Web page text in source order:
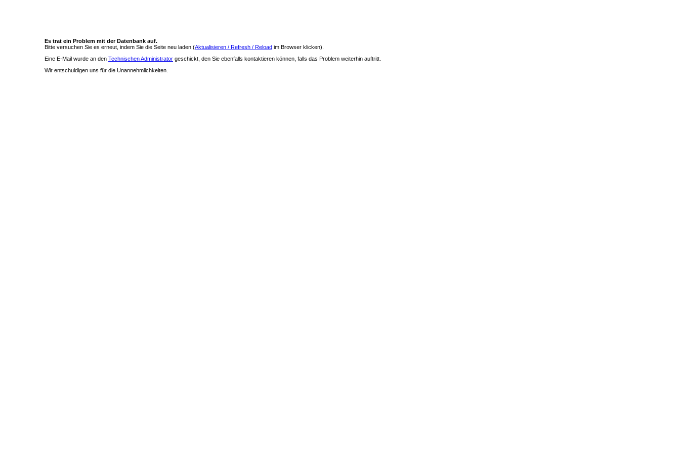
Es trat ein Problem mit der Datenbank auf.
Bitte versuchen Sie es erneut, indem Sie die Seite neu laden (Aktualisieren / Refresh / Reload im Browser klicken).
Eine E-Mail wurde an den Technischen Administrator geschickt, den Sie ebenfalls kontaktieren können, falls das Problem weiterhin auftritt.
Wir entschuldigen uns für die Unannehmlichkeiten.